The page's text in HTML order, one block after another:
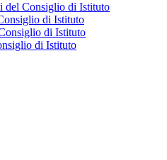
del Consiglio di Istituto
di Istituto
di Istituto
di Istituto